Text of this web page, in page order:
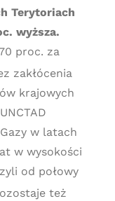
Terytoriach
wyższa.
proc. za
zakłócenia
krajowych
w latach
w wysokości
od połowy
też